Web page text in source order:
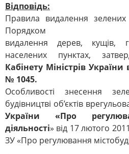
Відповідь:
Правила видалення
Порядком
видалення дерев, кущів,
населених пунктах,
Кабінету Міністрів України
№ 1045.
Особливості знесення
будівництві об’єктів
України «Про
діяльності» від 17 лютого
ЗУ «Про регулювання